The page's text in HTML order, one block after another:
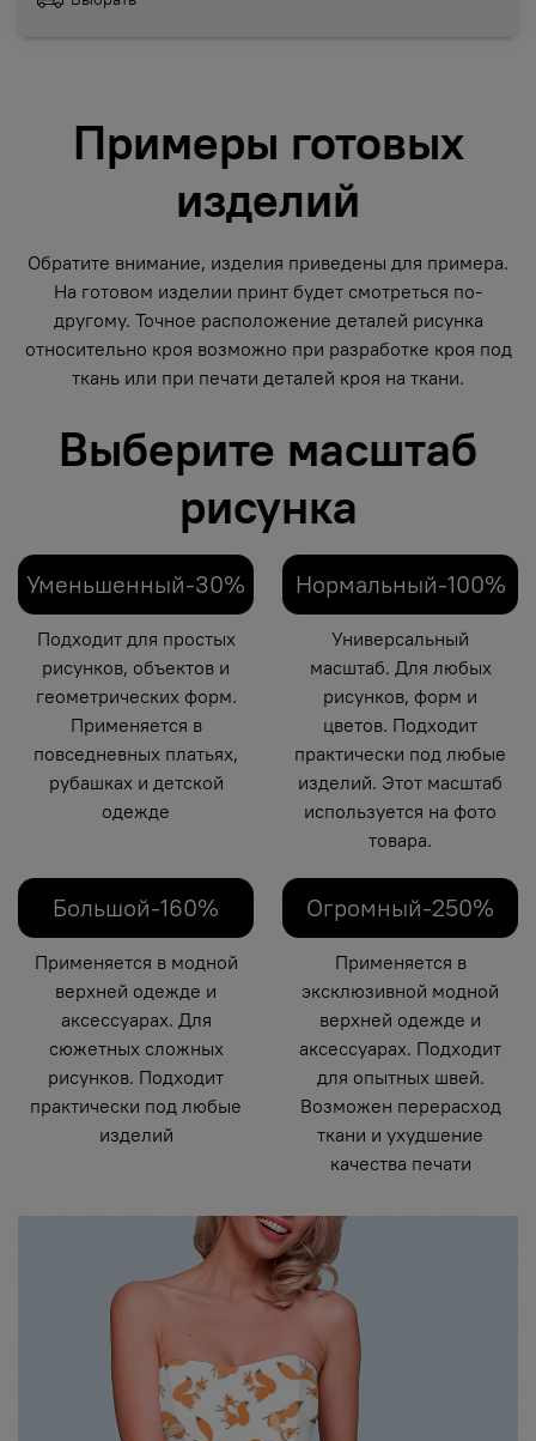
Примеры готовых
изделий
Обратите внимание, изделия приведены для примера.
На готовом изделии принт будет смотреться по-
другому. Точное расположение деталей рисунка
относительно кроя возможно при разработке кроя под
ткань или при печати деталей кроя на ткани.
Выберите масштаб
рисунка
Уменьшенный-30%
Подходит для простых
рисунков, объектов и
геометрических форм.
Применяется в
повседневных платьях,
рубашках и детской
одежде
Нормальный-100%
Универсальный
масштаб. Для любых
рисунков, форм и
цветов. Подходит
практически под любые
изделий. Этот масштаб
используется на фото
товара.
Большой-160%
Применяется в модной
верхней одежде и
аксессуарах. Для
сюжетных сложных
рисунков. Подходит
практически под любые
изделий
Огромный-250%
Применяется в
эксклюзивной модной
верхней одежде и
аксессуарах. Подходит
для опытных швей.
Возможен перерасход
ткани и ухудшение
качества печати